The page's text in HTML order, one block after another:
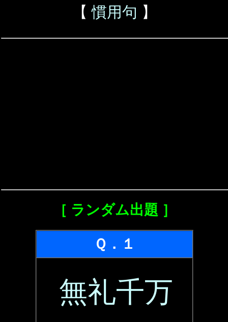
【慣用句 】
［ ランダム出題 ］
Ｑ．１
無礼千万